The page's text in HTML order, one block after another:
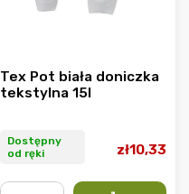
Tex Pot biała doniczka
tekstylna 15l
Dostępny
od ręki
zł10,33